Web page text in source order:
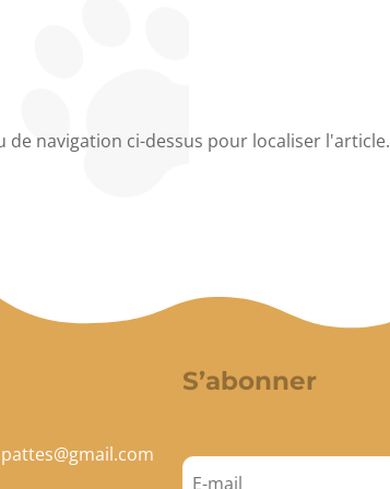
navigation ci-dessus pour localiser l'article.
S’abonner